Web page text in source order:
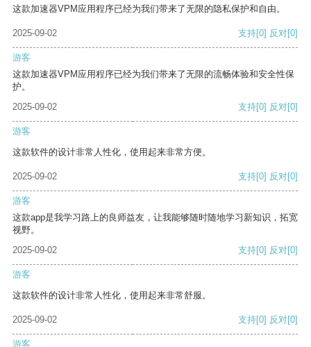
这款加速器VPM应用程序已经为我们带来了无限的隐私保护和自由。
2025-09-02 支持[0] 反对[0]
游客
这款加速器VPM应用程序已经为我们带来了无限的流畅体验和安全性保
护。
2025-09-02
支持[0] 反对[0]
游客
这款软件的设计非常人性化，使用起来非常方便。
2025-09-02 支持[0] 反对[0]
游客
这款app是我学习路上的良师益友，让我能够随时随地学习新知识，拓宽
视野。
2025-09-02
支持[0] 反对[0]
游客
这款软件的设计非常人性化，使用起来非常舒服。
2025-09-02 支持[0] 反对[0]
游客